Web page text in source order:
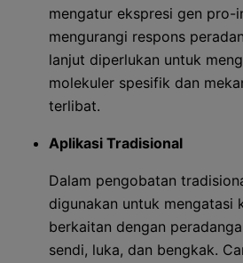
mengatur ekspresi gen pro-
mengurangi respons
lanjut diperlukan untuk
molekuler spesifik dan
terlibat.
Aplikasi Tradisional
Dalam pengobatan
digunakan untuk mengatasi
berkaitan dengan
sendi, luka, dan bengkak.